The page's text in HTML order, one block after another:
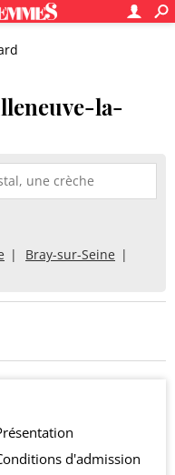
la-
Bray-sur-Seine
d'admission